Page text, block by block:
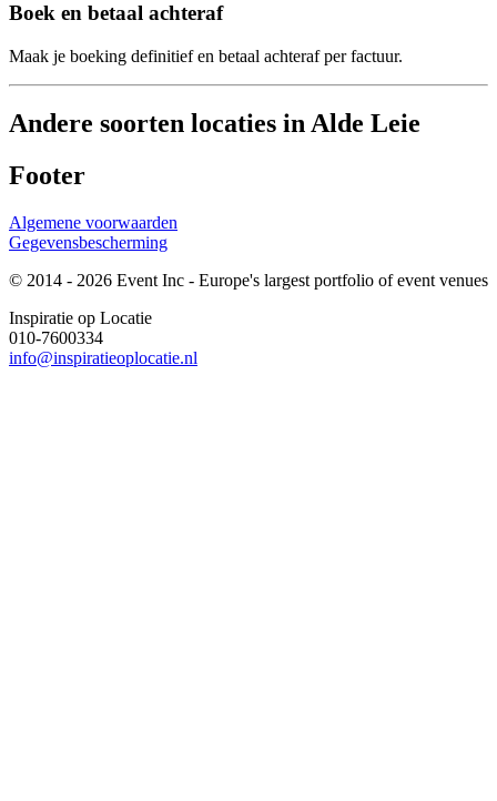
Boek en betaal achteraf
Maak je boeking definitief en betaal achteraf per factuur.
Andere soorten locaties in Alde Leie
Footer
Algemene voorwaarden
Gegevensbescherming
© 2014 - 2026 Event Inc - Europe's largest portfolio of event venues
Inspiratie op Locatie
010-7600334
info@inspiratieoplocatie.nl